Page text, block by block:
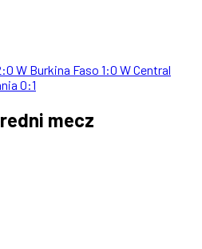
W Burkina Faso 1:0 WCentral
0:1
mecz